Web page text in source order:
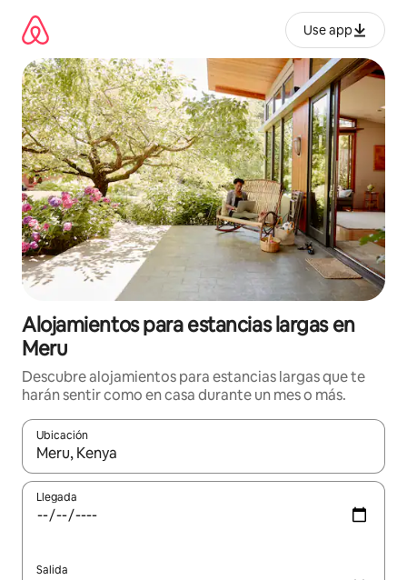
contenido
Use app
Alojamientos para estancias largas en
Meru
Descubre alojamientos para estancias largas que te
harán sentir como en casa durante un mes o más.
Ubicación
Cuando los resultados estén disponibles, podrás navegar
Llegada
Salida